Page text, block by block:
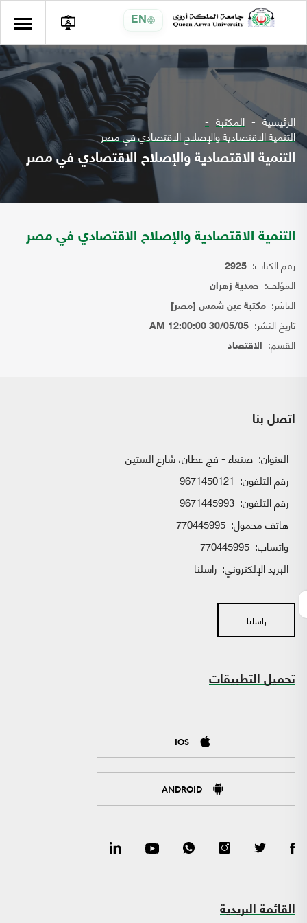
EN
الرئيسية المكتبة
التنمية الاقتصادية والإصلاح الاقتصادي في مصر
التنمية الاقتصادية والإصلاح الاقتصادي في مصر
التنمية الاقتصادية والإصلاح الاقتصادي في مصر
رقم الكتاب: 2925
المؤلف: حمدية زهران
الناشر: مكتبة عين شمس [مصر]
تاريخ النشر: 30/05/05 12:00:00 AM
القسم: الاقتصاد
اتصل بنا
العنوان: صنعاء - فج عطان، شارع الستين
رقم التلفون: 9671450121
رقم التلفون: 9671445993
هاتف محمول: 770445995
واتساب:
البريد الإلكتروني: راسلنا
راسلنا
تحميل التطبيقات
IOS
ANDROID
القائمة البريدية